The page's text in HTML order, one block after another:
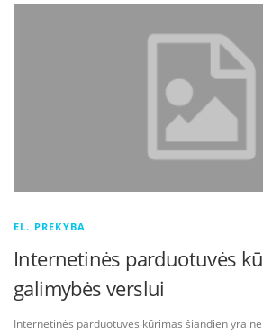
EL. PREKYBA
Internetinės parduotuvės
galimybės verslui
Internetinės parduotuvės kūrimas šiandien yra